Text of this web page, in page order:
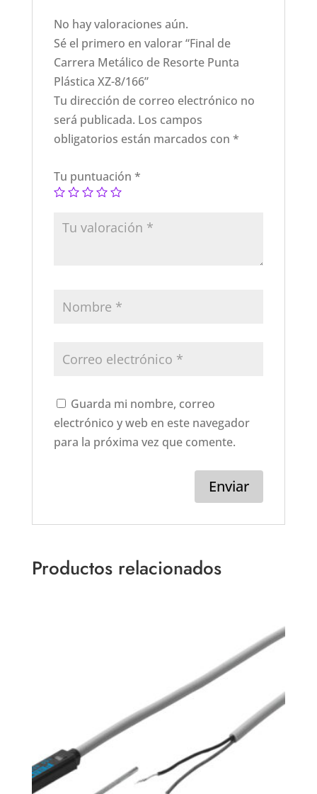
No hay valoraciones aún.
Sé el primero en valorar “Final de
Carrera Metálico de Resorte Punta
Plástica XZ-8/166”
Tu dirección de correo electrónico no
será publicada. Los campos
obligatorios están marcados con *
Tu puntuación *
Guarda mi nombre, correo
electrónico y web en este navegador
para la próxima vez que comente.
Productos relacionados